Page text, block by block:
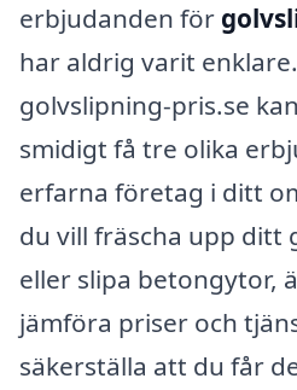
erbjudanden för
har aldrig varit
golvslipning-pris.se
smidigt få tre olika
erfarna företag i ditt
du vill fräscha upp ditt
eller slipa betongytor,
jämföra priser och
säkerställa att du får